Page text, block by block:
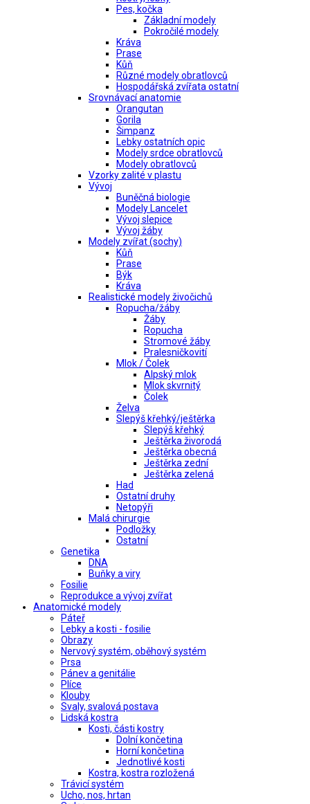
Pes, kočka
Základní modely
Pokročilé modely
Kráva
Prase
Kůň
Různé modely obratlovců
Hospodářská zvířata ostatní
Srovnávací anatomie
Orangutan
Gorila
Šimpanz
Lebky ostatních opic
Modely srdce obratlovců
Modely obratlovců
Vzorky zalité v plastu
Vývoj
Buněčná biologie
Modely Lancelet
Vývoj slepice
Vývoj žáby
Modely zvířat (sochy)
Kůň
Prase
Býk
Kráva
Realistické modely živočichů
Ropucha/žáby
Žáby
Ropucha
Stromové žáby
Pralesničkovití
Mlok / Čolek
Alpský mlok
Mlok skvrnitý
Čolek
Želva
Slepýš křehký/ještěrka
Slepýš křehký
Ještěrka živorodá
Ještěrka obecná
Ještěrka zední
Ještěrka zelená
Had
Ostatní druhy
Netopýři
Malá chirurgie
Podložky
Ostatní
Genetika
DNA
Buňky a viry
Fosilie
Reprodukce a vývoj zvířat
Anatomické modely
Páteř
Lebky a kosti - fosilie
Obrazy
Nervový systém, oběhový systém
Prsa
Pánev a genitálie
Plíce
Klouby
Svaly, svalová postava
Lidská kostra
Kosti, části kostry
Dolní končetina
Horní končetina
Jednotlivé kosti
Kostra, kostra rozložená
Trávicí systém
Ucho, nos, hrtan